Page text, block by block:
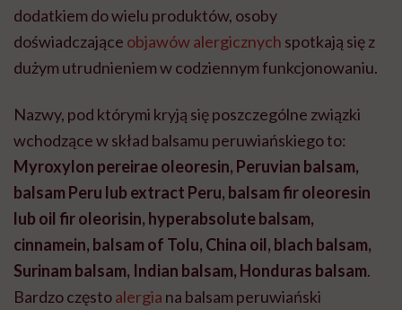
dodatkiem do wielu produktów, osoby
doświadczające objawów alergicznych spotkają się z
dużym utrudnieniem w codziennym funkcjonowaniu.
Nazwy, pod którymi kryją się poszczególne związki
wchodzące w skład balsamu peruwiańskiego to:
Myroxylon pereirae oleoresin, Peruvian balsam,
balsam Peru lub extract Peru, balsam fir oleoresin
lub oil fir oleorisin, hyperabsolute balsam,
cinnamein, balsam of Tolu, China oil, blach balsam,
Surinam balsam, Indian balsam, Honduras balsam.
Bardzo częstoalergia na balsam peruwiański